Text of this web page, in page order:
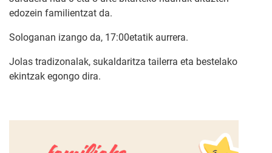
edozein familientzat da.
Sologanan izango da, 17:00etatik aurrera.
Jolas tradizonalak, sukaldaritza tailerra eta bestelako
ekintzak egongo dira.